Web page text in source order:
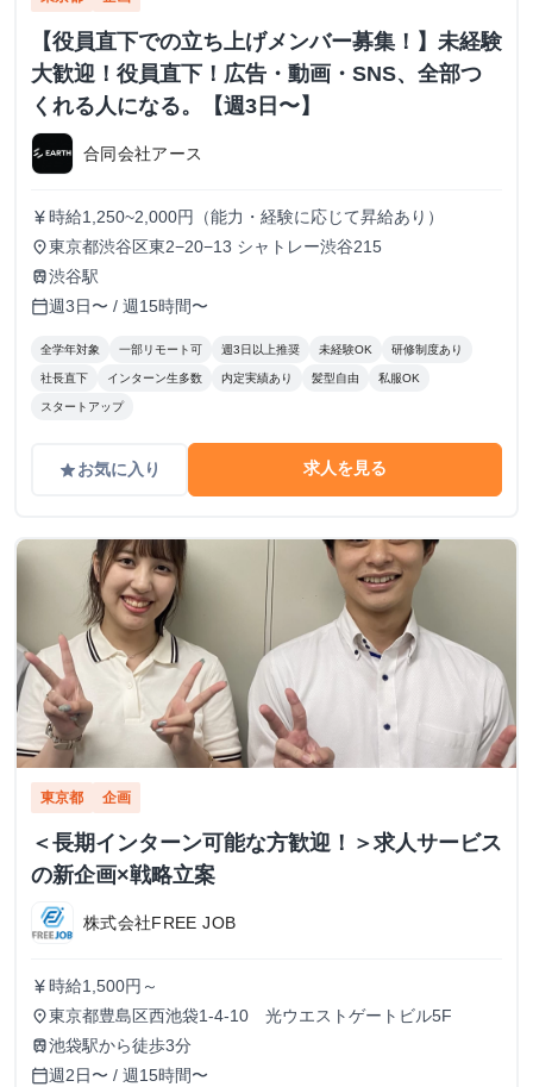
【役員直下での立ち上げメンバー募集！】未経験
大歓迎！役員直下！広告・動画・SNS、全部つ
くれる人になる。【週3日〜】
合同会社アース
currency_yen 時給1,250~2,000円（能力・経験に応じて昇給あり）
place東京都渋谷区東2−20−13 シャトレー渋谷215
train渋谷駅
calendar_today週3日〜 / 週15時間〜
全学年対象 一部リモート可 週3日以上推奨 未経験OK 研修制度あり
社長直下 インターン生多数 内定実績あり 髪型自由 私服OK
スタートアップ
gradeお気に入り 求人を見る
東京都 企画
＜長期インターン可能な方歓迎！＞求人サービス
の新企画×戦略立案
株式会社FREE JOB
currency_yen 時給1,500円～
place東京都豊島区西池袋1-4-10 光ウエストゲートビル5F
train池袋駅から徒歩3分
calendar_today週2日〜 / 週15時間〜